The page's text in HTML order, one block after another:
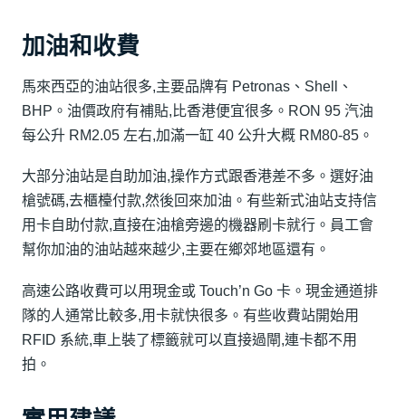
加油和收費
馬來西亞的油站很多,主要品牌有 Petronas、Shell、
BHP。油價政府有補貼,比香港便宜很多。RON 95 汽油
每公升 RM2.05 左右,加滿一缸 40 公升大概 RM80-85。
大部分油站是自助加油,操作方式跟香港差不多。選好油
槍號碼,去櫃檯付款,然後回來加油。有些新式油站支持信
用卡自助付款,直接在油槍旁邊的機器刷卡就行。員工會
幫你加油的油站越來越少,主要在鄉郊地區還有。
高速公路收費可以用現金或 Touch’n Go 卡。現金通道排
隊的人通常比較多,用卡就快很多。有些收費站開始用
RFID 系統,車上裝了標籤就可以直接過閘,連卡都不用
拍。